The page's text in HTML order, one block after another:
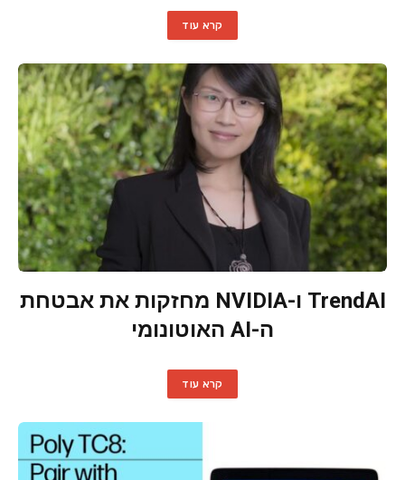
קרא עוד
TrendAI ו-NVIDIA מחזקות את אבטחת
ה-AI האוטונומי
קרא עוד